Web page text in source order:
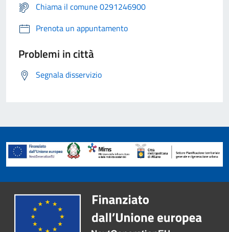
Chiama il comune 0291246900
Prenota un appuntamento
Problemi in città
Segnala disservizio